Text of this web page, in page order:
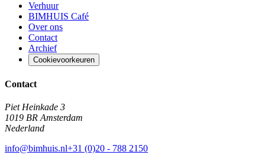
Verhuur
BIMHUIS Café
Over ons
Contact
Archief
Cookievoorkeuren
Contact
Piet Heinkade 3
1019 BR Amsterdam
Nederland
info@bimhuis.nl+31 (0)20 - 788 2150